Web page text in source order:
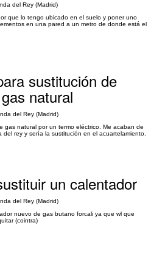
del Rey (Madrid)
que lo tengo ubicado en el suelo y poner uno
en una pared a un metro de donde está el
sustitución de
natural
del Rey (Madrid)
gas natural por un termo eléctrico. Me acaban de
rey y sería la sustitución en el acuartelamiento.
un calentador
del Rey (Madrid)
nuevo de gas butano forcali ya que wl que
(cointra)